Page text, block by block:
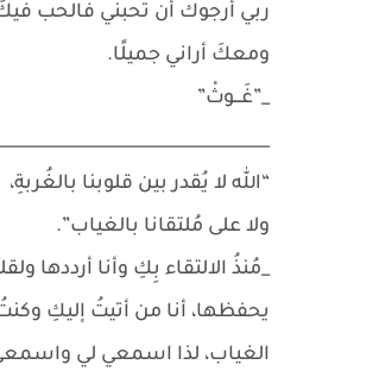
ربي أرجوك أن تُحبني فالحب
ومعكَ أراني جميلًا.
_”غَـــوثْ”
“الله لا يُقدر بين قلوبنا بالغُربةِ،
ولا على مُلتقانا بالغياب”.
_مُنذُ الالتقاء بِكِ وأنا أرددها
يحفظها، أنا من أتيتُ إليكِ
الغياب، لذا اسمعي لي